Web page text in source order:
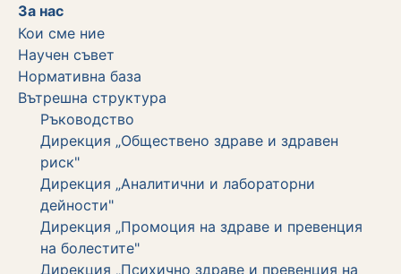
За нас
Кои сме ние
Научен съвет
Нормативна база
Вътрешна структура
Ръководство
Дирекция „Обществено здраве и здравен
риск"
Дирекция „Аналитични и лабораторни
дейности"
Дирекция „Промоция на здраве и превенция
на болестите"
Дирекция „Психично здраве и превенция на